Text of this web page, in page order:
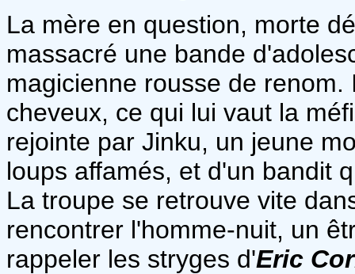
La mère en question, morte
massacré une bande
magicienne rousse de
cheveux, ce qui lui vaut la
rejointe par Jinku, un jeune
loups affamés, et d'un bandit
La troupe se retrouve vite
rencontrer l'homme-nuit, un
rappeler les stryges d'Eric